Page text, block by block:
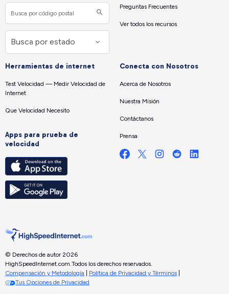
Preguntas Frecuentes
Ver todos los recursos
Herramientas de internet
Test Velocidad — Medir Velocidad de
Internet
Que Velocidad Necesito
Apps para prueba de
velocidad
Conecta con Nosotros
Acerca de Nosotros
Nuestra Misión
Contáctanos
Prensa
© Derechos de autor 2026
HighSpeedInternet.com.Todos los derechos reservados.
Compensación y Metodología
Política de Privacidad y Términos
Tus Opciones de Privacidad